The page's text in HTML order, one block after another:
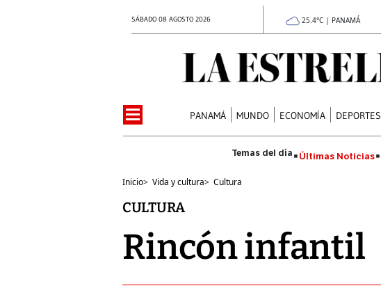
SÁBADO 08 AGOSTO 2026 25.4°C | PANAMÁ
PANAMÁ MUNDO ECONOMÍA DEPORTES
Últimas Noticias
Inicio> Vida y cultura> Cultura
CULTURA
Rincón infantil